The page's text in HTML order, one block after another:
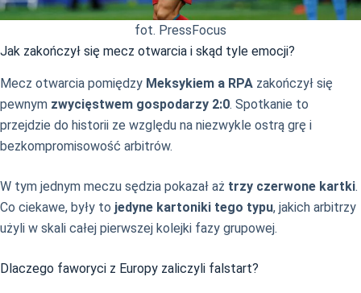
fot. PressFocus
Jak zakończył się mecz otwarcia i skąd tyle emocji?
Mecz otwarcia pomiędzy Meksykiem a RPA zakończył się
pewnym zwycięstwem gospodarzy 2:0. Spotkanie to
przejdzie do historii ze względu na niezwykle ostrą grę i
bezkompromisowość arbitrów.
W tym jednym meczu sędzia pokazał aż trzy czerwone kartki.
Co ciekawe, były to jedyne kartoniki tego typu, jakich arbitrzy
użyli w skali całej pierwszej kolejki fazy grupowej.
Dlaczego faworyci z Europy zaliczyli falstart?